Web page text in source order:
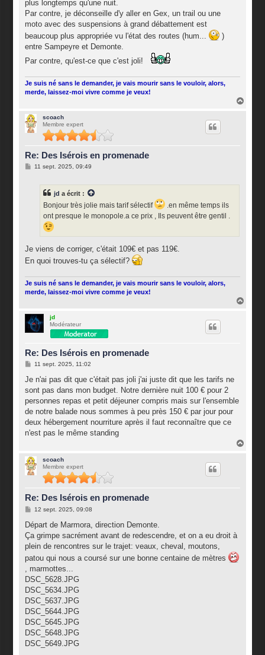
e
plus longtemps qu'une nuit.
Par contre, je déconseille d'y aller en Gex, un trail ou une
moto avec des suspensions à grand débattement est
beaucoup plus appropriée vu l'état des routes (hum...
)
entre Sampeyre et Demonte.
Par contre, qu'est-ce que c'est joli!
Je suis né sans le demander, je vais mourir sans le vouloir, alors,
merde, laissez-moi vivre comme je veux!
scoach
Membre expert
Re: Des Isérois en promenade
M11 sept. 2025, 09:49
jd a écrit :
Bonjour très jolie mais tarif sélectif
.en même temps ils
ont presque le monopole.a ce prix , Ils peuvent être gentil .
Je viens de corriger, c'était 109€ et pas 119€.
En quoi trouves-tu ça sélectif?
Je suis né sans le demander, je vais mourir sans le vouloir, alors,
merde, laissez-moi vivre comme je veux!
jd
Modérateur
Re: Des Isérois en promenade
M
s
a
g
11 sept. 2025, 11:02
Je n'ai pas dit que c'était pas joli j'ai juste dit que les tarifs ne
sont pas dans mon budget. Notre dernière nuit 100 € pour 2
personnes repas et petit déjeuner compris mais sur l'ensemble
de notre balade nous sommes à peu près 150 € par jour pour
deux hébergement nourriture après il faut reconnaître que ce
n'est pas le même standing
scoach
Membre expert
Re: Des Isérois en promenade
M
s
s
a
g
12 sept. 2025, 09:08
Départ de Marmora, direction Demonte.
Ça grimpe sacrément avant de redescendre, et on a eu droit à
plein de rencontres sur le trajet: veaux, cheval, moutons,
patou qui nous a coursé sur une bonne centaine de mètres
, marmottes...
DSC_5628.JPG
DSC_5634.JPG
DSC_5637.JPG
DSC_5644.JPG
DSC_5645.JPG
DSC_5648.JPG
DSC_5649.JPG